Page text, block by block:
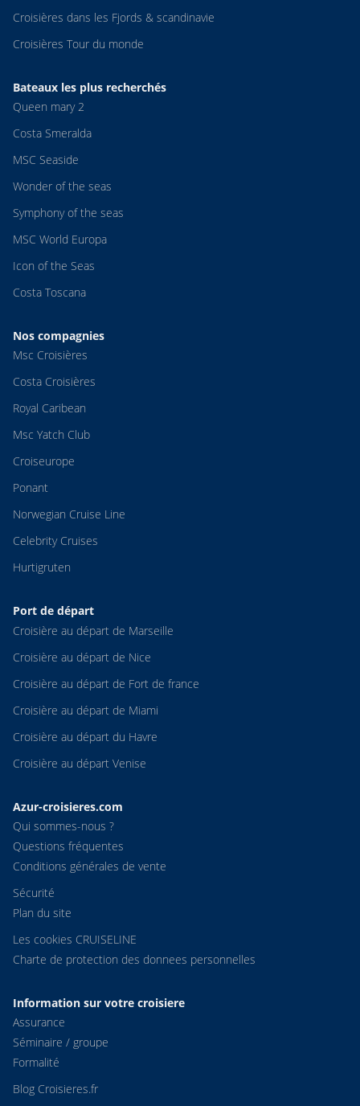
Croisières dans les Fjords & scandinavie
Croisières Tour du monde
Bateaux les plus recherchés
Queen mary 2
Costa Smeralda
MSC Seaside
Wonder of the seas
Symphony of the seas
MSC World Europa
Icon of the Seas
Costa Toscana
Nos compagnies
Msc Croisières
Costa Croisières
Royal Caribean
Msc Yatch Club
Croiseurope
Ponant
Norwegian Cruise Line
Celebrity Cruises
Hurtigruten
Port de départ
Croisière au départ de Marseille
Croisière au départ de Nice
Croisière au départ de Fort de france
Croisière au départ de Miami
Croisière au départ du Havre
Croisière au départ Venise
Azur-croisieres.com
Qui sommes-nous ?
Questions fréquentes
Conditions générales de vente
Sécurité
Plan du site
Les cookies CRUISELINE
Charte de protection des donnees personnelles
Information sur votre croisiere
Assurance
Séminaire / groupe
Formalité
Blog Croisieres.fr